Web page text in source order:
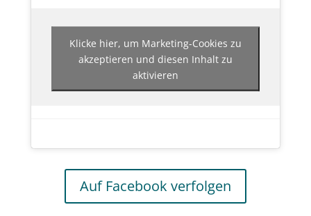
Klicke hier, um Marketing-Cookies zu
akzeptieren und diesen Inhalt zu
aktivieren
Auf Facebook verfolgen